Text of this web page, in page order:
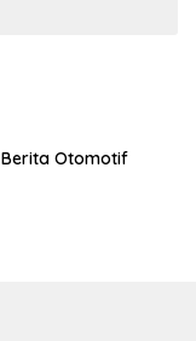
Berita Otomotif